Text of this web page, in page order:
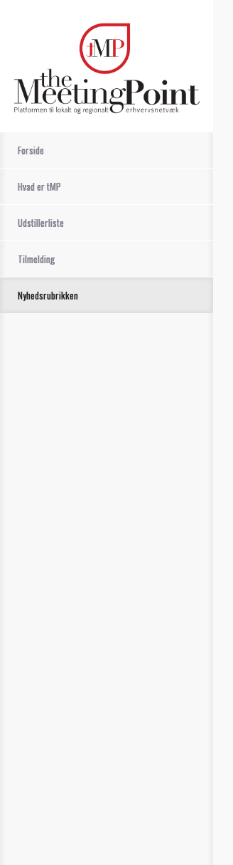
Forside
Hvad er tMP
Udstillerliste
Tilmelding
Nyhedsrubrikken